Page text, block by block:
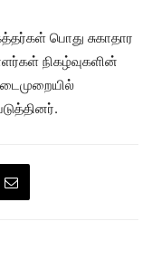
பொது சுகாதார
நிகழ்வுகளின்